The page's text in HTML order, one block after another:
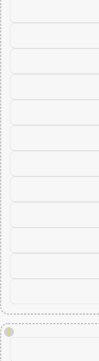
!